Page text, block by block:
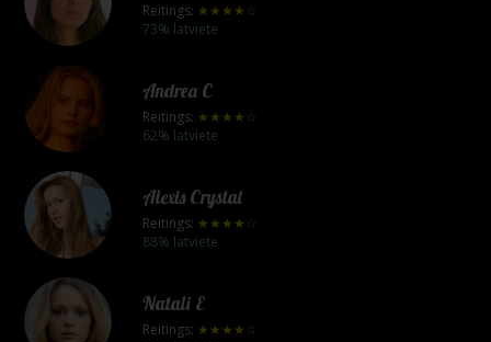
Reitings: ★★★★☆
73% latviete
Andrea C
Reitings: ★★★★☆
62% latviete
Alexis Crystal
Reitings: ★★★★☆
88% latviete
Natali E
Reitings: ★★★★☆